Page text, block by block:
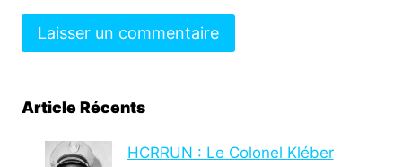
Article Récents
HCRRUN : Le Colonel Kléber